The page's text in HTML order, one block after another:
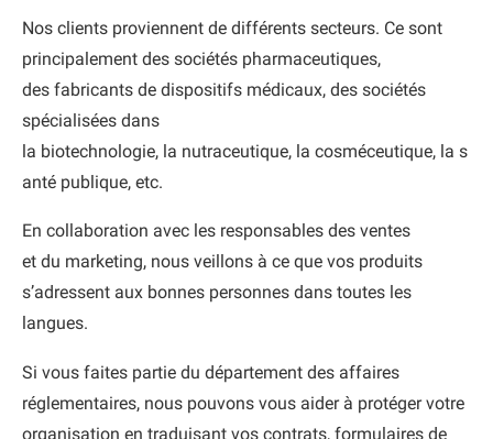
Nos clients proviennent de différents secteurs. Ce sont
principalement des sociétés pharmaceutiques,
des fabricants de dispositifs médicaux, des sociétés
spécialisées dans
la biotechnologie, la nutraceutique, la cosméceutique, la s
anté publique, etc.
En collaboration avec les responsables des ventes
et du marketing, nous veillons à ce que vos produits
s’adressent aux bonnes personnes dans toutes les
langues.
Si vous faites partie du département des affaires
réglementaires, nous pouvons vous aider à protéger votre
organisation en traduisant vos contrats, formulaires de